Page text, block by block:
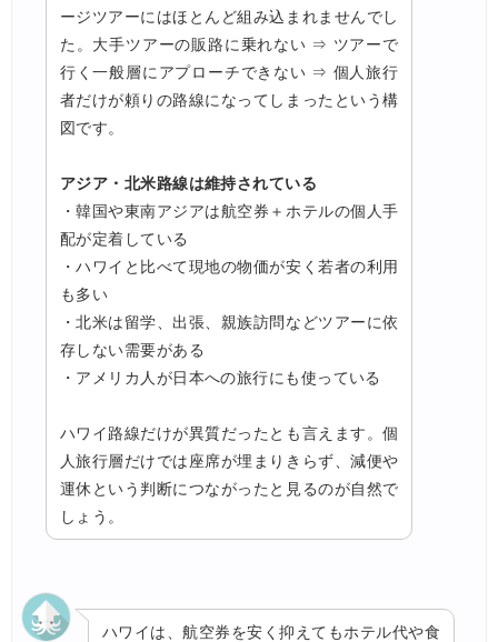
ージツアーにはほとんど組み込まれませんでし
た。大手ツアーの販路に乗れない ⇒ ツアーで
行く一般層にアプローチできない ⇒ 個人旅行
者だけが頼りの路線になってしまったという構
図です。
アジア・北米路線は維持されている
・韓国や東南アジアは航空券＋ホテルの個人手
配が定着している
・ハワイと比べて現地の物価が安く若者の利用
も多い
・北米は留学、出張、親族訪問などツアーに依
存しない需要がある
・アメリカ人が日本への旅行にも使っている
ハワイ路線だけが異質だったとも言えます。個
人旅行層だけでは座席が埋まりきらず、減便や
運休という判断につながったと見るのが自然で
しょう。
ハワイは、航空券を安く抑えてもホテル代や食